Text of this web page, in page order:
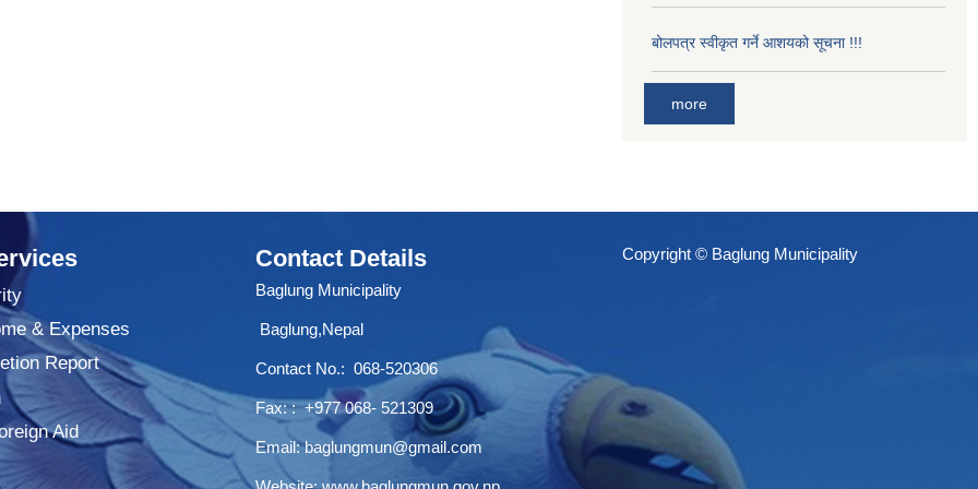
बोलपत्र स्वीकृत गर्ने आशयको सूचना !!!
more
& Expenses
Report
Aid
Contact Details
Baglung Municipality
Baglung,Nepal
Contact No.: 068-520306
Fax: : +977 068- 521309
Email:baglungmun@gmail.com
Copyright © Baglung Municipality